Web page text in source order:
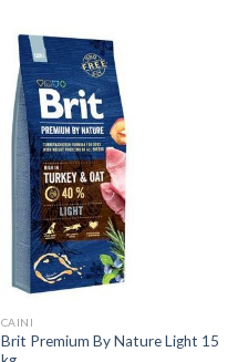
CAINI
Brit Premium By Nature Light 15